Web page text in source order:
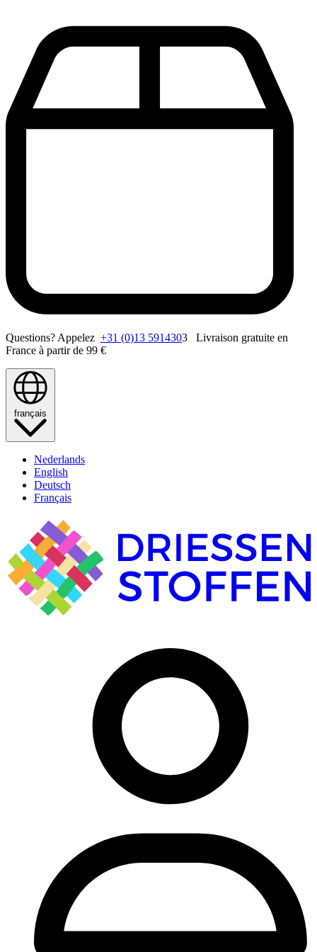
Questions? Appelez +31 (0)13 5914303 Livraison gratuite en
France à partir de 99 €
français
Nederlands
English
Deutsch
Français